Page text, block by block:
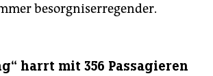
besorgniserregender.
harrt mit 356 Passagieren